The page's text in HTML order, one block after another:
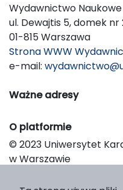
Wydawnictwo Naukowe
ul. Dewajtis 5, domek nr
01-815 Warszawa
Strona WWW
e-mail:
Ważne adresy
O platformie
© 2023 Uniwersytet
w Warszawie